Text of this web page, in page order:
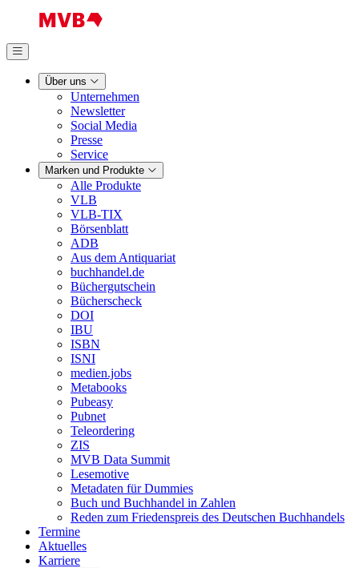
Über uns
Unternehmen
Newsletter
Social Media
Presse
Service
Marken und Produkte
Alle Produkte
VLB
VLB-TIX
Börsenblatt
ADB
Aus dem Antiquariat
buchhandel.de
Büchergutschein
Bücherscheck
DOI
IBU
ISBN
ISNI
medien.jobs
Metabooks
Pubeasy
Pubnet
Teleordering
ZIS
MVB Data Summit
Lesemotive
Metadaten für Dummies
Buch und Buchhandel in Zahlen
Reden zum Friedenspreis des Deutschen Buchhandels
Termine
Aktuelles
Karriere